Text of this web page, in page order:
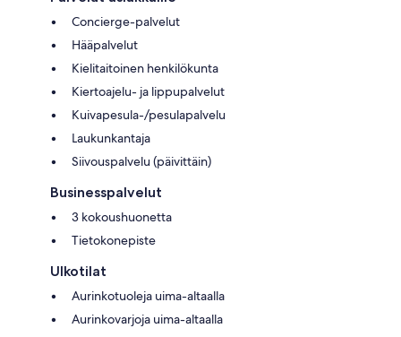
Concierge-palvelut
Hääpalvelut
Kielitaitoinen henkilökunta
Kiertoajelu- ja lippupalvelut
Kuivapesula-/pesulapalvelu
Laukunkantaja
Siivouspalvelu (päivittäin)
Businesspalvelut
3 kokoushuonetta
Tietokonepiste
Ulkotilat
Aurinkotuoleja uima-altaalla
Aurinkovarjoja uima-altaalla